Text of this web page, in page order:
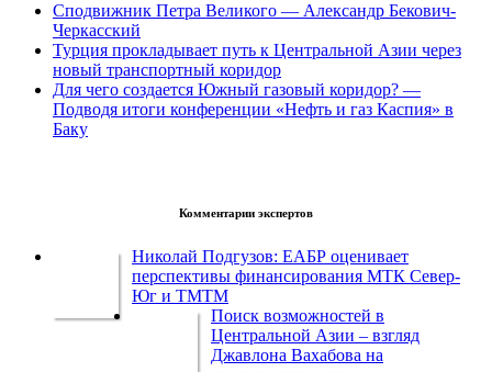
Сподвижник Петра Великого — Александр Бекович-
Черкасский
Турция прокладывает путь к Центральной Азии через
новый транспортный коридор
Для чего создается Южный газовый коридор? —
Подводя итоги конференции «Нефть и газ Каспия» в
Баку
Комментарии экспертов
Николай Подгузов: ЕАБР оценивает
перспективы финансирования МТК Север-
Юг и ТМТМ
Поиск возможностей в
Центральной Азии – взгляд
Джавлона Вахабова на